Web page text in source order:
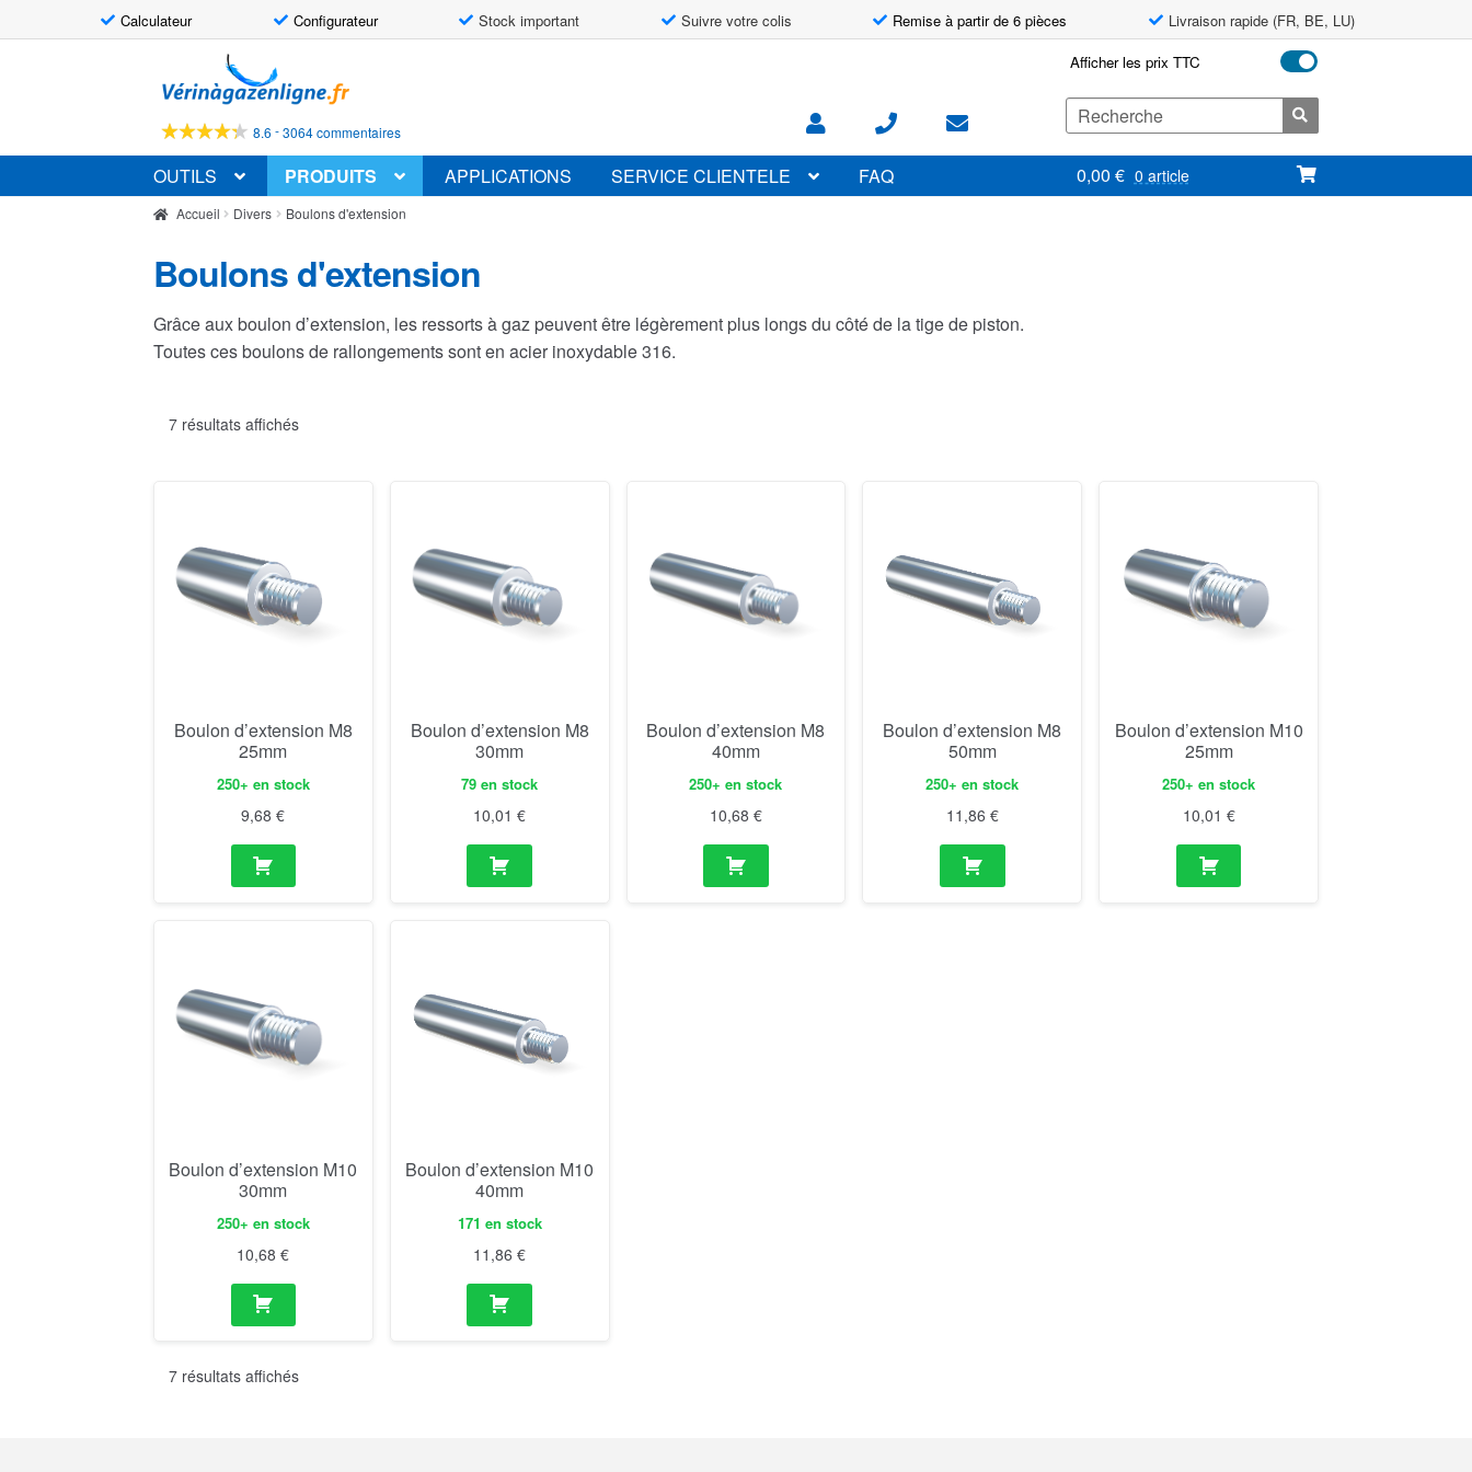
Calculateur Configurateur Stock important Suivre votre colis Remise à partir de 6 pièces Livraison rapide (FR, BE, LU)
à
la
navigation
au
contenu
8.6 -3064 commentaires
Afficher les prix TTC
Search
for:
OUTILS PRODUITS APPLICATIONS SERVICE CLIENTELE FAQ 0,00 € 0 article
Accueil Divers Boulons d'extension
Boulons d'extension
Grâce aux boulon d’extension, les ressorts à gaz peuvent être légèrement plus longs du côté de la tige de piston.
Toutes ces boulons de rallongements sont en acier inoxydable 316.
7 résultats affichés
Boulon d’extension M8
25mm
250+ en stock
9,68€
Boulon d’extension M8
30mm
79 en stock
10,01€
Boulon d’extension M8
40mm
250+ en stock
10,68 €
Boulon d’extension M8
50mm
250+ en stock
11,86 €
Boulon d’extension M10
25mm
250+ en stock
10,01 €
Boulon d’extension M10
30mm
250+ en stock
10,68€
Boulon d’extension M10
40mm
171 en stock
11,86€
7 résultats affichés